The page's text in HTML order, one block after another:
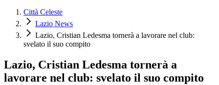
Città Celeste
Lazio News
Lazio, Cristian Ledesma tornerà a lavorare nel club:
svelato il suo compito
Lazio, Cristian Ledesma tornerà a
lavorare nel club: svelato il suo compito